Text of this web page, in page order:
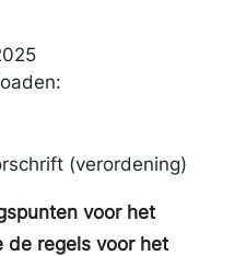
(verordening)
voor het
de regels voor het